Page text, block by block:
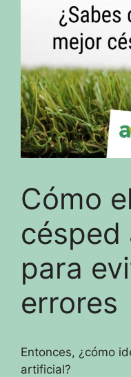
Cómo
césped
para
errores
Entonces, ¿cómo
artificial?